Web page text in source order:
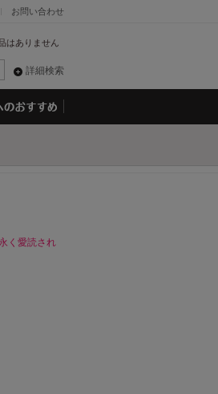
お問い合わせ
はありません
詳細検索
く愛読され